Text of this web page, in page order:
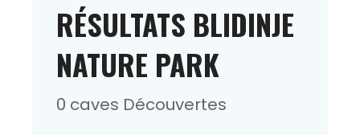
RÉSULTATS BLIDINJE
NATURE PARK
0 caves Découvertes